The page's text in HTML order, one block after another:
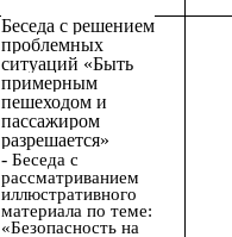
Беседа с решением
проблемных
ситуаций «Быть
примерным
пешеходом и
пассажиром
разрешается»
- Беседа с
рассматриванием
иллюстративного
материала по теме:
«Безопасность на